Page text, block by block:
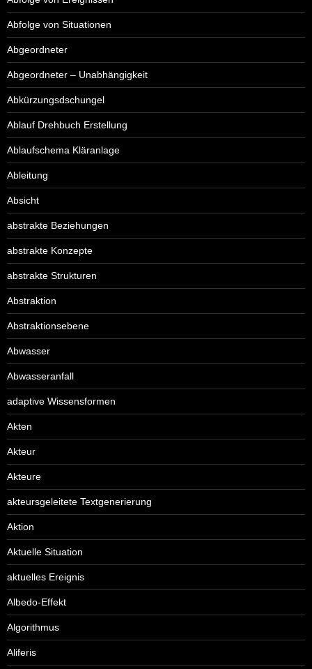
Abfolge von Situationen
Abgeordneter
Abgeordneter – Unabhängigkeit
Abkürzungsdschungel
Ablauf Drehbuch Erstellung
Ablaufschema Kläranlage
Ableitung
Absicht
abstrakte Beziehungen
abstrakte Konzepte
abstrakte Strukturen
Abstraktion
Abstraktionsebene
Abwasser
Abwasseranfall
adaptive Wissensformen
Akten
Akteur
Akteure
akteursgeleitete Textgenerierung
Aktion
Aktuelle Situation
aktuelles Ereignis
Albedo-Effekt
Algorithmus
Aliferis